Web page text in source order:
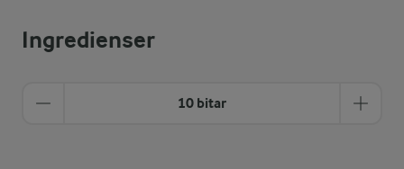
Ingredienser
10 bitar